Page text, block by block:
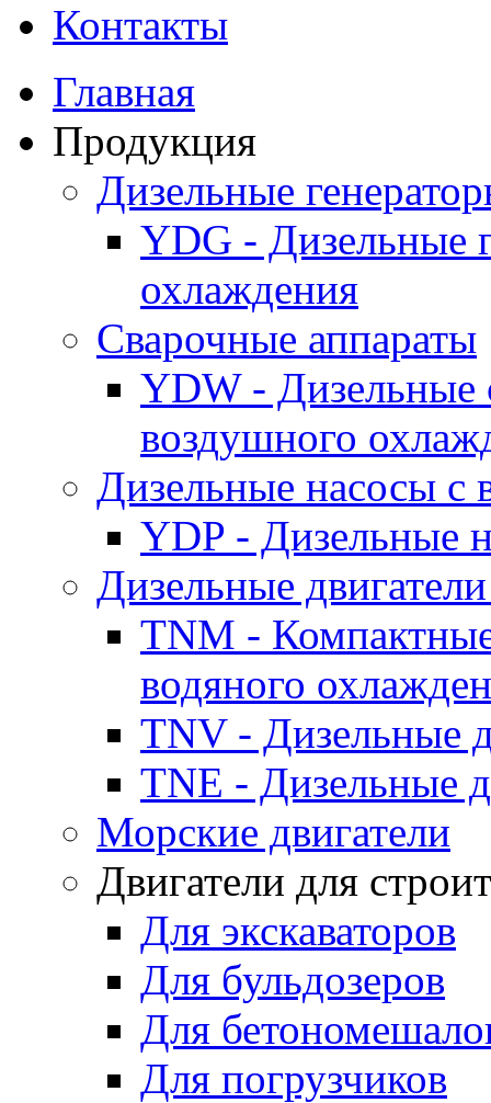
Контакты
Главная
Продукция
Дизельные
YDG - Дизельные
охлаждения
Cварочные аппараты
YDW - Дизельные
воздушного
Дизельные насосы
YDP - Дизельные
Дизельные
TNM -
водяного
TNV - Дизельные
TNE - Дизельные
Морские двигатели
Двигатели для
Для экскаваторов
Для бульдозеров
Для
Для погрузчиков